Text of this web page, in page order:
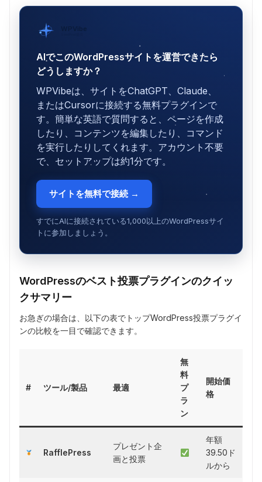
WPVibe
AIでこのWordPressサイトを運営できたら
どうしますか？
WPVibeは、サイトをChatGPT、Claude、
またはCursorに接続する無料プラグインで
す。簡単な英語で質問すると、ページを作成
したり、コンテンツを編集したり、コマンド
を実行したりしてくれます。アカウント不要
で、セットアップは約1分です。
サイトを無料で接続 →
すでにAIに接続されている1,000以上のWordPressサイ
トに参加しましょう。
WordPressのベスト投票プラグインのクイッ
クサマリー
お急ぎの場合は、以下の表でトップWordPress投票プラグイ
ンの比較を一目で確認できます。
# ツール/製品 最適
無
料
プ
ラ
ン
開始価
格
RafflePress
プレゼント企
画と投票
年額
39.50ド
ルから